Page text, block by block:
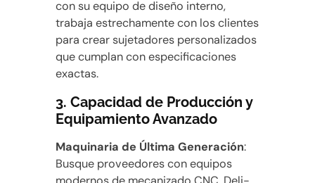
con su equipo de diseño interno,
trabaja estrechamente con los clientes
para crear sujetadores personalizados
que cumplan con especificaciones
exactas.
3.Capacidad de Producción y
Equipamiento Avanzado
Maquinaria de Última Generación:
Busque proveedores con equipos